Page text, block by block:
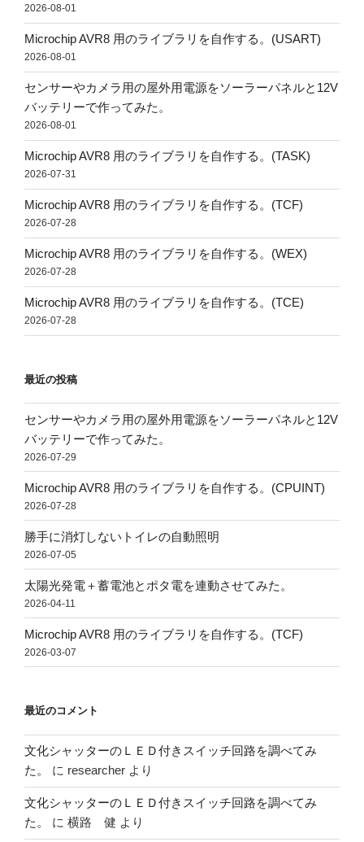
2026-08-01
Microchip AVR8 用のライブラリを自作する。(USART)
2026-08-01
センサーやカメラ用の屋外用電源をソーラーパネルと12V
バッテリーで作ってみた。
2026-08-01
Microchip AVR8 用のライブラリを自作する。(TASK)
2026-07-31
Microchip AVR8 用のライブラリを自作する。(TCF)
2026-07-28
Microchip AVR8 用のライブラリを自作する。(WEX)
2026-07-28
Microchip AVR8 用のライブラリを自作する。(TCE)
2026-07-28
最近の投稿
センサーやカメラ用の屋外用電源をソーラーパネルと12V
バッテリーで作ってみた。
2026-07-29
Microchip AVR8 用のライブラリを自作する。(CPUINT)
2026-07-28
勝手に消灯しないトイレの自動照明
2026-07-05
太陽光発電＋蓄電池とポタ電を連動させてみた。
2026-04-11
Microchip AVR8 用のライブラリを自作する。(TCF)
2026-03-07
最近のコメント
文化シャッターのＬＥＤ付きスイッチ回路を調べてみ
た。
に researcher より
文化シャッターのＬＥＤ付きスイッチ回路を調べてみ
た。
に 横路 健 より